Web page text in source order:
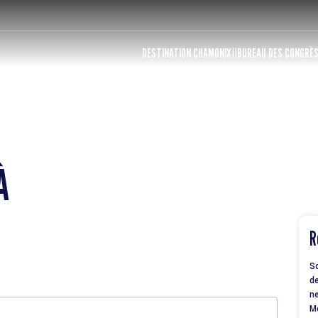
DESTINATION CHAMONIX BUREAU DES CONGRÈS